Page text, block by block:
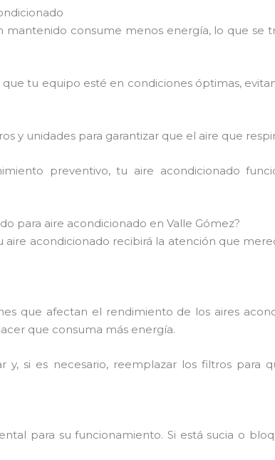
mantenido consume menos energía, lo que se
que tu equipo esté en condiciones óptimas,
y unidades para garantizar que el aire que
preventivo, tu aire acondicionado
para aire acondicionado en Valle Gómez?
acondicionado recibirá la atención que
que afectan el rendimiento de los aires
que consuma más energía.
y, si es necesario, reemplazar los filtros para
para su funcionamiento. Si está sucia o